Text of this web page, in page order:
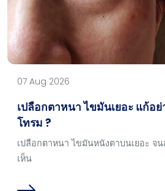
07 Aug 2026
เปลือกตาหนา ไขมันเยอะ แก้อ
โทรม ?
เปลือกตาหนา ไขมันหนังตาบนเยอะ จ
เห็น